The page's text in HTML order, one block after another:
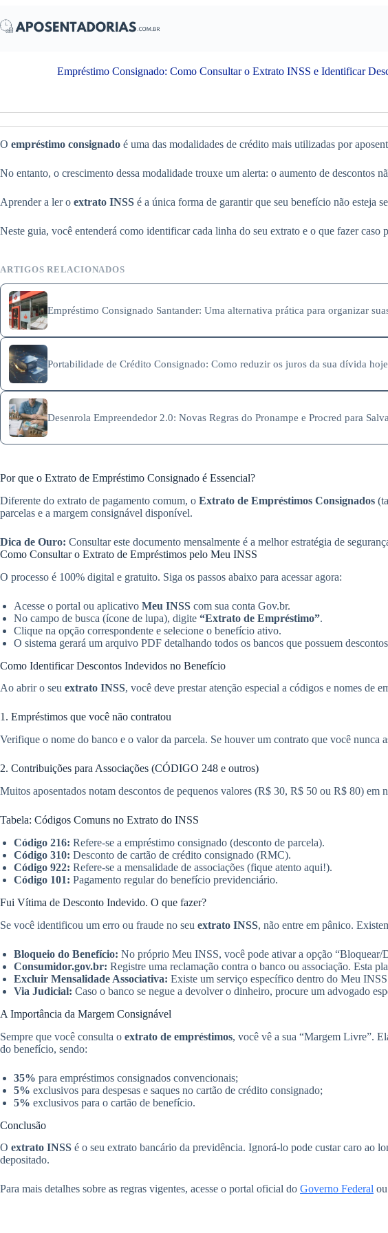
para
Empréstimo Consignado: Como Consultar o Extrato INSS e Identificar
O empréstimo consignado é uma das modalidades de crédito mais utilizadas por
No entanto, o crescimento dessa modalidade trouxe um alerta: o aumento de descontos
Aprender a ler o extrato INSS é a única forma de garantir que seu benefício não esteja
Neste guia, você entenderá como identificar cada linha do seu extrato e o que fazer caso
ARTIGOS RELACIONADOS
Empréstimo Consignado Santander: Uma alternativa prática para organizar
Portabilidade de Crédito Consignado: Como reduzir os juros da sua dívida hoje
Desenrola Empreendedor 2.0: Novas Regras do Pronampe e Procred para
Por que o Extrato de Empréstimo Consignado é Essencial?
Diferente do extrato de pagamento comum, o Extrato de Empréstimos Consignados
parcelas e a margem consignável disponível.
Dica de Ouro: Consultar este documento mensalmente é a melhor estratégia de
Como Consultar o Extrato de Empréstimos pelo Meu INSS
O processo é 100% digital e gratuito. Siga os passos abaixo para acessar agora:
Acesse o portal ou aplicativo Meu INSS com sua conta Gov.br.
No campo de busca (ícone de lupa), digite “Extrato de Empréstimo”.
Clique na opção correspondente e selecione o benefício ativo.
O sistema gerará um arquivo PDF detalhando todos os bancos que possuem
Como Identificar Descontos Indevidos no Benefício
Ao abrir o seu extrato INSS, você deve prestar atenção especial a códigos e nomes de
1. Empréstimos que você não contratou
Verifique o nome do banco e o valor da parcela. Se houver um contrato que você nunca
2. Contribuições para Associações (CÓDIGO 248 e outros)
Muitos aposentados notam descontos de pequenos valores (R$ 30, R$ 50 ou R$ 80) em
Tabela: Códigos Comuns no Extrato do INSS
Código 216: Refere-se a empréstimo consignado (desconto de parcela).
Código 310: Desconto de cartão de crédito consignado (RMC).
Código 922: Refere-se a mensalidade de associações (fique atento aqui!).
Código 101: Pagamento regular do benefício previdenciário.
Fui Vítima de Desconto Indevido. O que fazer?
Se você identificou um erro ou fraude no seu extrato INSS, não entre em pânico.
Bloqueio do Benefício: No próprio Meu INSS, você pode ativar a opção “Bloquear/
Consumidor.gov.br: Registre uma reclamação contra o banco ou associação. Esta
Excluir Mensalidade Associativa: Existe um serviço específico dentro do Meu
Via Judicial: Caso o banco se negue a devolver o dinheiro, procure um advogado
A Importância da Margem Consignável
Sempre que você consulta o extrato de empréstimos, você vê a sua “Margem Livre”.
do benefício, sendo:
35% para empréstimos consignados convencionais;
5% exclusivos para despesas e saques no cartão de crédito consignado;
5% exclusivos para o cartão de benefício.
Conclusão
O extrato INSS é o seu extrato bancário da previdência. Ignorá-lo pode custar caro ao
depositado.
Para mais detalhes sobre as regras vigentes, acesse o portal oficial do Governo Federal